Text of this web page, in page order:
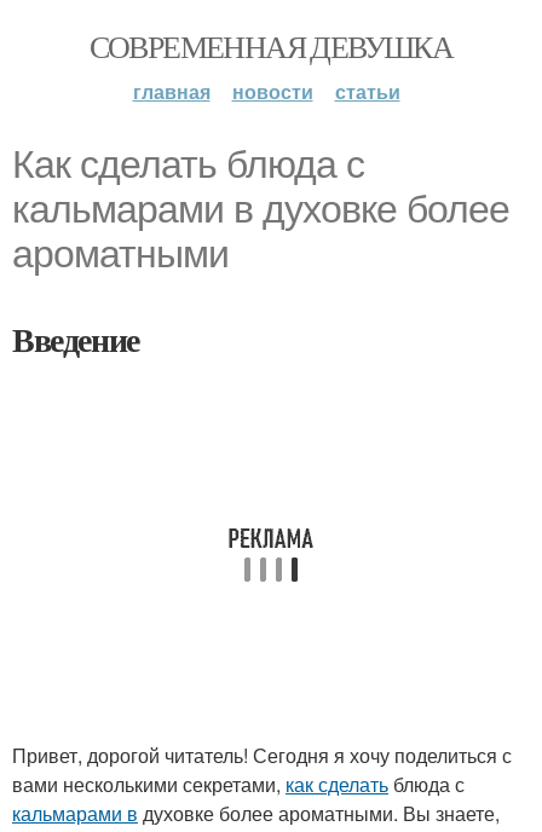
СОВРЕМЕННАЯ ДЕВУШКА
главная новости статьи
Как сделать блюда с
кальмарами в духовке более
ароматными
Введение
Привет, дорогой читатель! Сегодня я хочу поделиться с
вами несколькими секретами, как сделать блюда с
кальмарами в духовке более ароматными. Вы знаете,